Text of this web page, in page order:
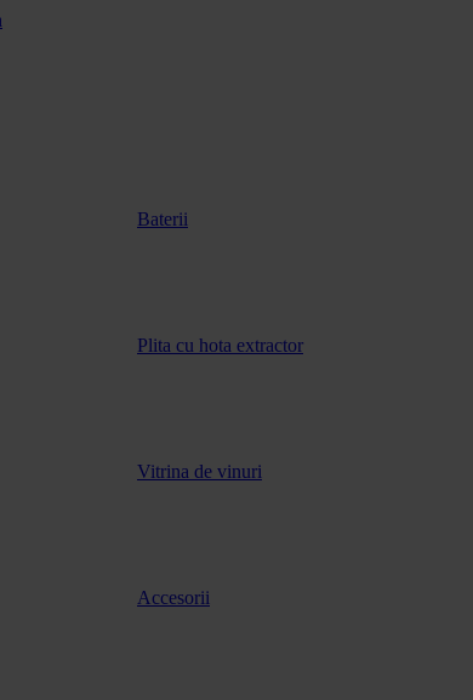
Baterii
Plita cu hota extractor
Vitrina de vinuri
Accesorii